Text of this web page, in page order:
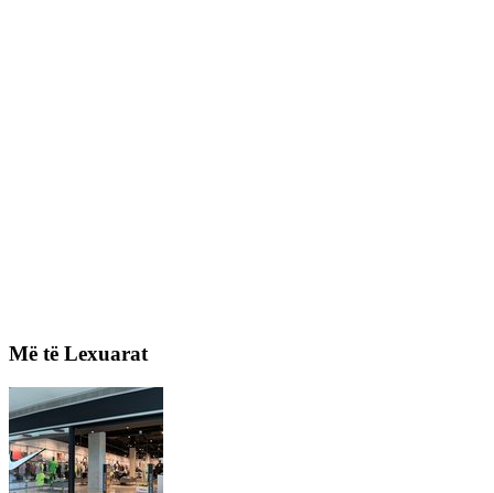
Më të Lexuarat